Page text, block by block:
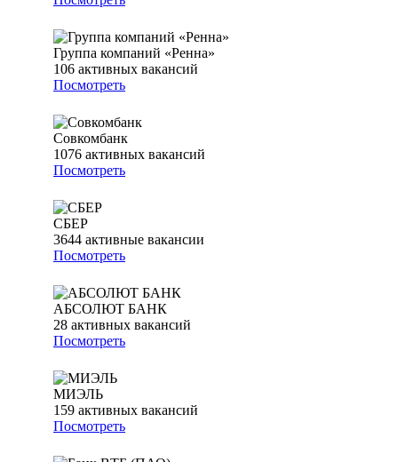
Группа компаний «Ренна»
106 активных вакансий
Посмотреть
Совкомбанк
1076 активных вакансий
Посмотреть
СБЕР
3644 активные вакансии
Посмотреть
АБСОЛЮТ БАНК
28 активных вакансий
Посмотреть
МИЭЛЬ
159 активных вакансий
Посмотреть